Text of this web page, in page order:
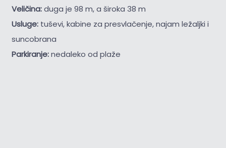
Veličina:duga je 98 m, a široka 38 m
Usluge: tuševi, kabine za presvlačenje, najam ležaljki i
suncobrana
Parkiranje:nedaleko od plaže